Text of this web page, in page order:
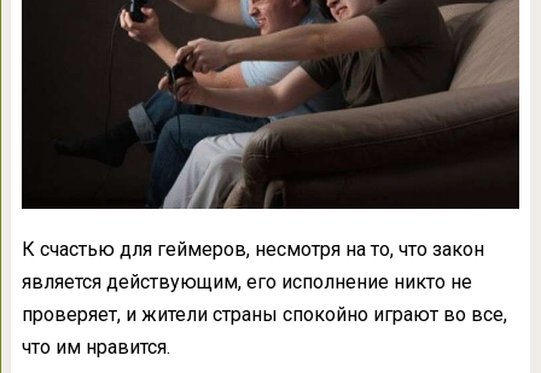
К счастью для геймеров, несмотря на то, что закон
является действующим, его исполнение никто не
проверяет, и жители страны спокойно играют во все,
что им нравится.